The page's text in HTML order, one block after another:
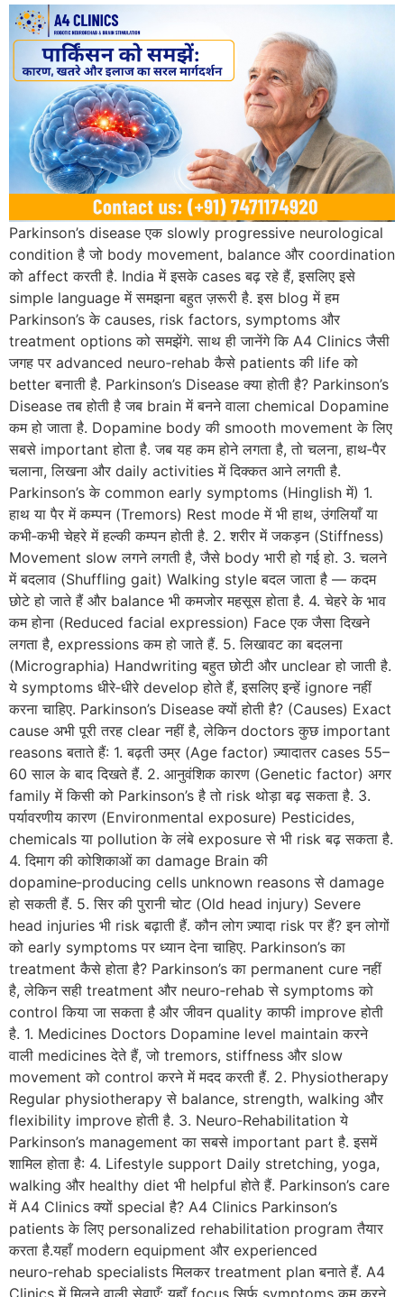
Parkinson’s disease एक slowly progressive neurological
condition है जो body movement, balance और coordination
को affect करती है. India में इसके cases बढ़ रहे हैं, इसलिए इसे
simple language में समझना बहुत ज़रूरी है. इस blog में हम
Parkinson’s के causes, risk factors, symptoms और
treatment options को समझेंगे. साथ ही जानेंगे कि A4 Clinics जैसी
जगह पर advanced neuro‑rehab कैसे patients की life को
better बनाती है. Parkinson’s Disease क्या होती है? Parkinson’s
Disease तब होती है जब brain में बनने वाला chemical Dopamine
कम हो जाता है. Dopamine body की smooth movement के लिए
सबसे important होता है. जब यह कम होने लगता है, तो चलना, हाथ‑पैर
चलाना, लिखना और daily activities में दिक्कत आने लगती है.
Parkinson’s के common early symptoms (Hinglish में) 1.
हाथ या पैर में कम्पन (Tremors) Rest mode में भी हाथ, उंगलियाँ या
कभी‑कभी चेहरे में हल्की कम्पन होती है. 2. शरीर में जकड़न (Stiffness)
Movement slow लगने लगती है, जैसे body भारी हो गई हो. 3. चलने
में बदलाव (Shuffling gait) Walking style बदल जाता है — कदम
छोटे हो जाते हैं और balance भी कमजोर महसूस होता है. 4. चेहरे के भाव
कम होना (Reduced facial expression) Face एक जैसा दिखने
लगता है, expressions कम हो जाते हैं. 5. लिखावट का बदलना
(Micrographia) Handwriting बहुत छोटी और unclear हो जाती है.
ये symptoms धीरे‑धीरे develop होते हैं, इसलिए इन्हें ignore नहीं
करना चाहिए. Parkinson’s Disease क्यों होती है? (Causes) Exact
cause अभी पूरी तरह clear नहीं है, लेकिन doctors कुछ important
reasons बताते हैं: 1. बढ़ती उम्र (Age factor) ज़्यादातर cases 55–
60 साल के बाद दिखते हैं. 2. आनुवंशिक कारण (Genetic factor) अगर
family में किसी को Parkinson’s है तो risk थोड़ा बढ़ सकता है. 3.
पर्यावरणीय कारण (Environmental exposure) Pesticides,
chemicals या pollution के लंबे exposure से भी risk बढ़ सकता है.
4. दिमाग की कोशिकाओं का damage Brain की
dopamine‑producing cells unknown reasons से damage
हो सकती हैं. 5. सिर की पुरानी चोट (Old head injury) Severe
head injuries भी risk बढ़ाती हैं. कौन लोग ज़्यादा risk पर हैं? इन लोगों
को early symptoms पर ध्यान देना चाहिए. Parkinson’s का
treatment कैसे होता है? Parkinson’s का permanent cure नहीं
है, लेकिन सही treatment और neuro‑rehab से symptoms को
control किया जा सकता है और जीवन quality काफी improve होती
है. 1. Medicines Doctors Dopamine level maintain करने
वाली medicines देते हैं, जो tremors, stiffness और slow
movement को control करने में मदद करती हैं. 2. Physiotherapy
Regular physiotherapy से balance, strength, walking और
flexibility improve होती है. 3. Neuro‑Rehabilitation ये
Parkinson’s management का सबसे important part है. इसमें
शामिल होता है: 4. Lifestyle support Daily stretching, yoga,
walking और healthy diet भी helpful होते हैं. Parkinson’s care
में A4 Clinics क्यों special है? A4 Clinics Parkinson’s
patients के लिए personalized rehabilitation program तैयार
करता है.यहाँ modern equipment और experienced
neuro‑rehab specialists मिलकर treatment plan बनाते हैं. A4
Clinics में मिलने वाली सेवाएँ: यहाँ focus सिर्फ symptoms कम करने